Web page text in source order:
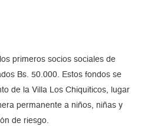
primeros socios sociales de
Bs. 50.000. Estos fondos se
de la Villa Los Chiquiticos, lugar
permanente a niños, niñas y
de riesgo.